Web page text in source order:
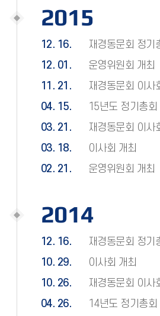
2015
12. 16.
재경동문회 정기
12. 01.
운영위원회 개최
11. 21.
재경동문회 이사
04. 15.
15년도 정기총회
03. 21.
재경동문회 이사
03. 18.
이사회 개최
02. 21.
운영위원회 개최
2014
12. 16.
재경동문회 정기
10. 29.
이사회 개최
10. 26.
재경동문회 이사
04. 26.
14년도 정기총회